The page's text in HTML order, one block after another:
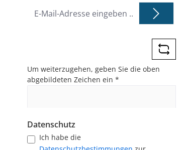
Mail-
Um weiterzugehen, geben Sie die oben
abgebildeten Zeichen ein *
Datenschutz
Ich habe die